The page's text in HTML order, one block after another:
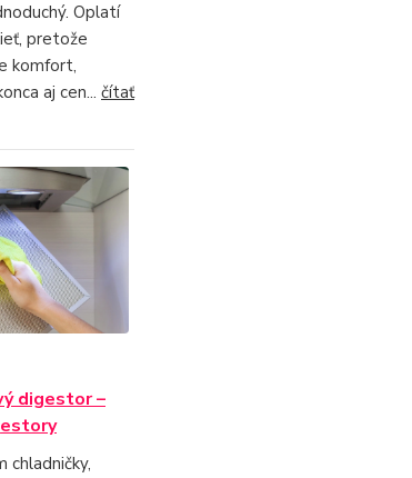
Oplatí
pretože
komfort,
aj cen... čítať
digestor –
chladničky,